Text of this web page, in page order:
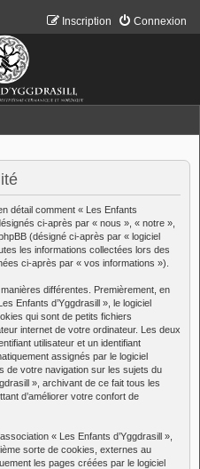
Connexion
Inscription
détail comment « Les Enfants
ci-après par « nous », « notre »,
(désigné ci-après par « logiciel
les informations collectées lors des
ci-après par « vos informations »).
différentes. Premièrement, en
Enfants d’Yggdrasill », le logiciel
qui sont de petits fichiers
internet de votre ordinateur. Les deux
utilisateur et un identifiant
assignés par le logiciel
de votre navigation sur les sujets du
», archivant de ce fait tous les
d’améliorer votre confort de
« Les Enfants d’Yggdrasill »,
sorte de cookies, externes au
les pages créées par le logiciel